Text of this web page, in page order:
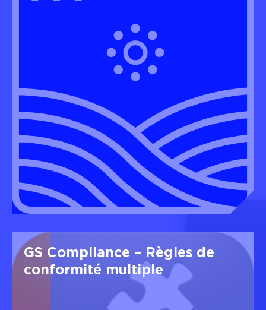
GS Compliance – Règles de
conformité multiple